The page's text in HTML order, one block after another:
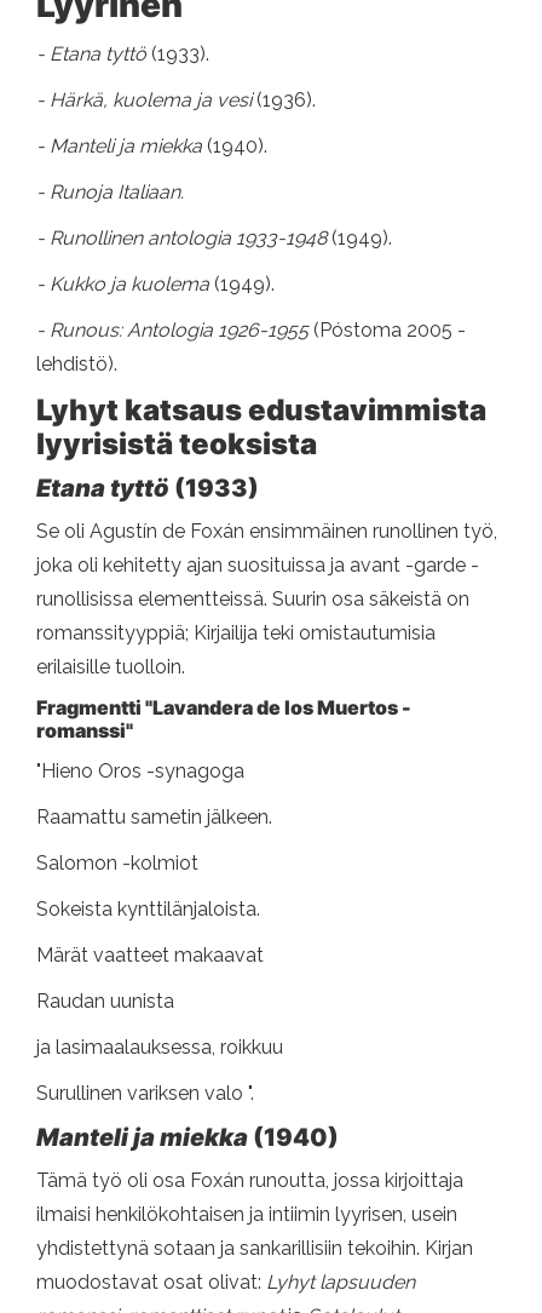
- Etana tyttö (1933).
- Härkä, kuolema ja vesi(1936).
- Manteli ja miekka (1940).
- Runoja Italiaan.
- Runollinen antologia 1933-1948(1949).
- Kukko ja kuolema (1949).
- Runous: Antologia 1926-1955 (Póstoma 2005 -
lehdistö).
Lyhyt katsaus edustavimmista
lyyrisistä teoksista
Etana tyttö (1933)
Se oli Agustín de Foxán ensimmäinen runollinen työ,
joka oli kehitetty ajan suosituissa ja avant -garde -
runollisissa elementteissä. Suurin osa säkeistä on
romanssityyppiä; Kirjailija teki omistautumisia
erilaisille tuolloin.
Fragmentti "Lavandera de los Muertos -
romanssi"
"Hieno Oros -synagoga
Raamattu sametin jälkeen.
Salomon -kolmiot
Sokeista kynttilänjaloista.
Märät vaatteet makaavat
Raudan uunista
ja lasimaalauksessa, roikkuu
Surullinen variksen valo ".
Manteli ja miekka (1940)
Tämä työ oli osa Foxán runoutta, jossa kirjoittaja
ilmaisi henkilökohtaisen ja intiimin lyyrisen, usein
yhdistettynä sotaan ja sankarillisiin tekoihin. Kirjan
muodostavat osat olivat: Lyhyt lapsuuden